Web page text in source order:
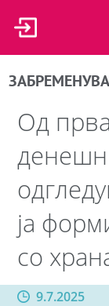
Од
ја
со
9.7.2025